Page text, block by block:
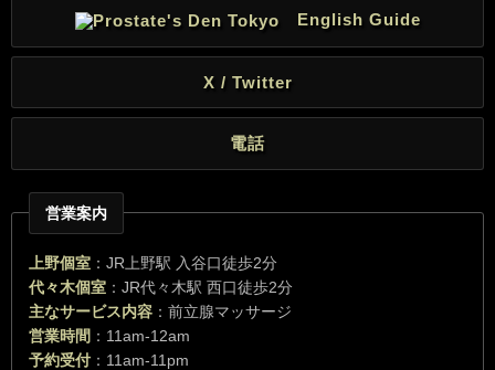
English Guide
X / Twitter
電話
営業案内
上野個室 ：JR上野駅 入谷口徒歩2分
代々木個室 ：JR代々木駅 西口徒歩2分
主なサービス内容 ：前立腺マッサージ
営業時間 ：11am-12am
予約受付 ：11am-11pm